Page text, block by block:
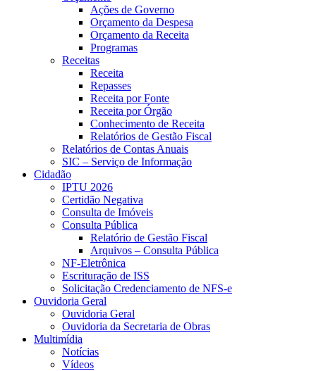
Ações de Governo
Orçamento da Despesa
Orçamento da Receita
Programas
Receitas
Receita
Repasses
Receita por Fonte
Receita por Órgão
Conhecimento de Receita
Relatórios de Gestão Fiscal
Relatórios de Contas Anuais
SIC – Serviço de Informação
Cidadão
IPTU 2026
Certidão Negativa
Consulta de Imóveis
Consulta Pública
Relatório de Gestão Fiscal
Arquivos – Consulta Pública
NF-Eletrônica
Escrituração de ISS
Solicitação Credenciamento de NFS-e
Ouvidoria Geral
Ouvidoria Geral
Ouvidoria da Secretaria de Obras
Multimídia
Notícias
Vídeos